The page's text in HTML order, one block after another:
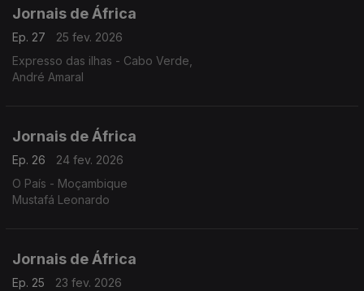
Jornais de África
Ep. 27
25 fev. 2026
Expresso das ilhas - Cabo Verde,
André Amaral
Jornais de África
Ep. 26
24 fev. 2026
O País - Moçambique
Mustafá Leonardo
Jornais de África
Ep. 25
23 fev. 2026